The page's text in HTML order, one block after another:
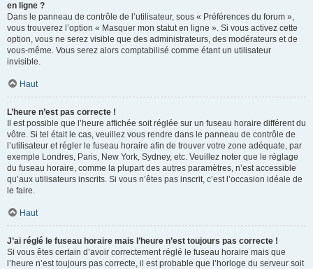
en ligne ?
Dans le panneau de contrôle de l’utilisateur, sous « Préférences du forum »,
vous trouverez l’option « Masquer mon statut en ligne ». Si vous activez cette
option, vous ne serez visible que des administrateurs, des modérateurs et de
vous-même. Vous serez alors comptabilisé comme étant un utilisateur
invisible.
Haut
L’heure n’est pas correcte !
Il est possible que l’heure affichée soit réglée sur un fuseau horaire différent du
vôtre. Si tel était le cas, veuillez vous rendre dans le panneau de contrôle de
l’utilisateur et régler le fuseau horaire afin de trouver votre zone adéquate, par
exemple Londres, Paris, New York, Sydney, etc. Veuillez noter que le réglage
du fuseau horaire, comme la plupart des autres paramètres, n’est accessible
qu’aux utilisateurs inscrits. Si vous n’êtes pas inscrit, c’est l’occasion idéale de
le faire.
Haut
J’ai réglé le fuseau horaire mais l’heure n’est toujours pas correcte !
Si vous êtes certain d’avoir correctement réglé le fuseau horaire mais que
l’heure n’est toujours pas correcte, il est probable que l’horloge du serveur soit